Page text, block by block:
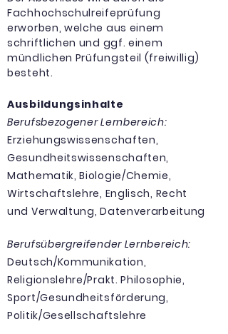
Fachhochschulreifeprüfung
erworben, welche aus einem
schriftlichen und ggf. einem
mündlichen Prüfungsteil (freiwillig)
besteht.
Ausbildungsinhalte
Berufsbezogener Lernbereich:
Erziehungswissenschaften,
Gesundheitswissenschaften,
Mathematik, Biologie/Chemie,
Wirtschaftslehre, Englisch, Recht
und Verwaltung, Datenverarbeitung
Berufsübergreifender Lernbereich:
Deutsch/Kommunikation,
Religionslehre/Prakt. Philosophie,
Sport/Gesundheitsförderung,
Politik/Gesellschaftslehre